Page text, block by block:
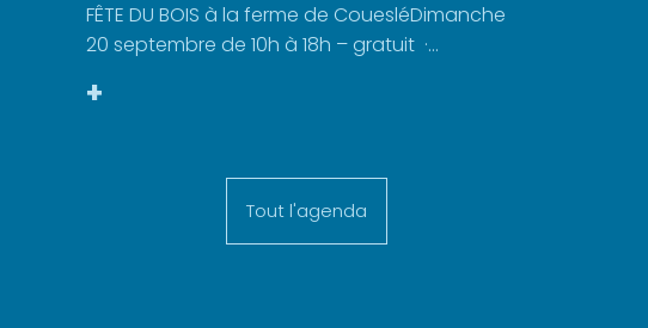
FÊTE DU BOIS à la ferme de CouesléDimanche
20 septembre de 10h à 18h – gratuit ·...
+
Tout l'agenda